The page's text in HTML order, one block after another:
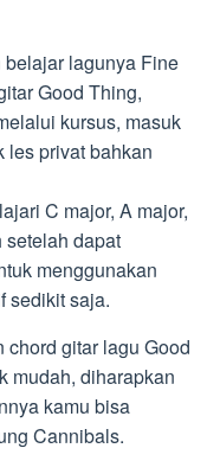
lagunya Fine
Good Thing,
kursus, masuk
les privat bahkan
C major, A major,
setelah dapat
menggunakan
sedikit saja.
gitar lagu Good
mudah, diharapkan
kamu bisa
Cannibals.